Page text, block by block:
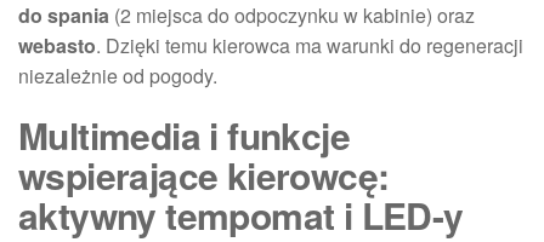
do spania (2 miejsca do odpoczynku w kabinie) oraz
webasto. Dzięki temu kierowca ma warunki do regeneracji
niezależnie od pogody.
Multimedia i funkcje
wspierające kierowcę:
aktywny tempomat i LED-y